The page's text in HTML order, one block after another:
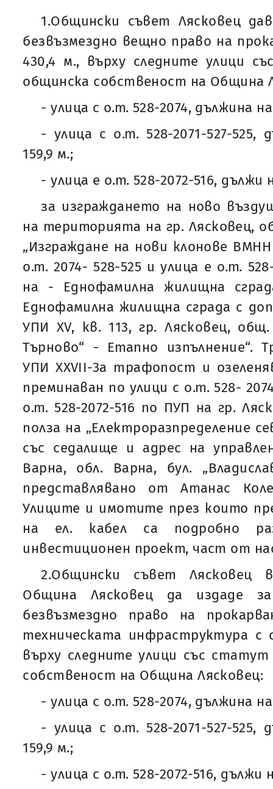
1.Общински съвет Лясковец
безвъзмездно вещно право на
430,4 м., върху следните улици
общинска собственост на Община
- улица с о.т. 528-2074, дължина
- улица с о.т. 528-2071-527-
159,9 м.;
- улица е о.т. 528-2072-516, дължи
за изграждането на ново
на територията на гр. Лясковец,
„Изграждане на нови клонове
о.т. 2074- 528-525 и улица е о.т.
на - Еднофамилна жилищна
Еднофамилна жилищна сграда с
УПИ XV, кв. 113, гр. Лясковец,
Търново“ - Етапно изпълнение“.
УПИ XXVII-3a трафопост и
преминаван по улици с о.т. 528-
о.т. 528-2072-516 по ПУП на гр.
полза на „Електроразпределение
със седалище и адрес на
Варна, обл. Варна, бул.
представлявано от Атанас
Улиците и имотите през които
на ел. кабел са подробно
инвестиционен проект, част от
2.Общински съвет Лясковец
Община Лясковец да издаде
безвъзмездно право на
техническата инфраструктура с
върху следните улици със
собственост на Община Лясковец:
- улица с о.т. 528-2074, дължина
- улица с о.т. 528-2071-527-
159,9 м.;
- улица с о.т. 528-2072-516, дължи